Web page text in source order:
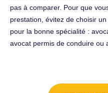
pas à comparer. Pour que
prestation, évitez de choisir
pour la bonne spécialité :
avocat permis de conduire ou